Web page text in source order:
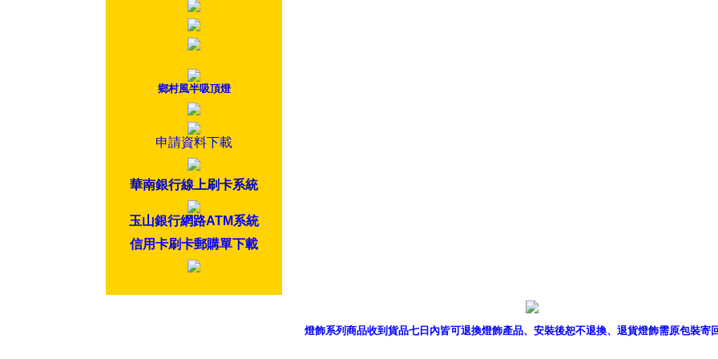
鄉村風半吸頂燈
申請資料下載
華南銀行線上刷卡系統
玉山銀行網路ATM系統
信用卡刷卡郵購單下載
燈飾系列商品收到貨品七日內皆可退換燈飾產品、安裝後恕不退換、退貨燈飾需原包裝寄